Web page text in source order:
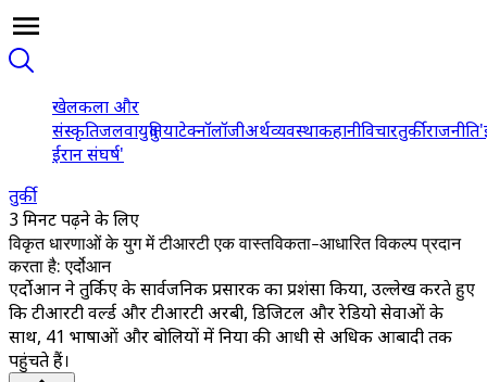
खेलकला और
संस्कृतिजलवायुदुनियाटेक्नॉलॉजीअर्थव्यवस्थाकहानीविचारतुर्कीराजनीति
ईरान संघर्ष'
तुर्की
3 मिनट पढ़ने के लिए
विकृत धारणाओं के युग में टीआरटी एक वास्तविकता-आधारित विकल्प प्रदान
करता है: एर्दोआन
एर्दोआन ने तुर्किए के सार्वजनिक प्रसारक का प्रशंसा किया, उल्लेख करते हुए
कि टीआरटी वर्ल्ड और टीआरटी अरबी, डिजिटल और रेडियो सेवाओं के
साथ, 41 भाषाओं और बोलियों में दुनिया की आधी से अधिक आबादी तक
पहुंचते हैं।